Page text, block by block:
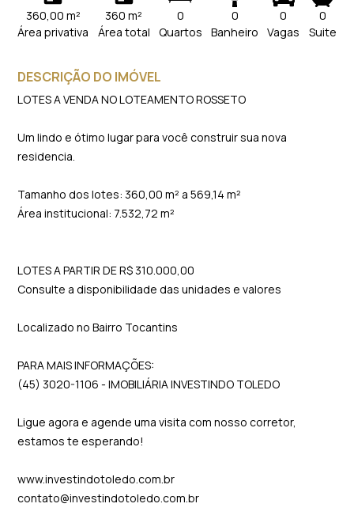
360,00 m²
Área privativa
360 m²
Área total
0
Quartos
0
Banheiro
0
Vagas
0
Suite
DESCRIÇÃO DO IMÓVEL
LOTES A VENDA NO LOTEAMENTO ROSSETO
Um lindo e ótimo lugar para você construir sua nova
residencia.
Tamanho dos lotes: 360,00 m² a 569,14 m²
Área institucional: 7.532,72 m²
LOTES A PARTIR DE R$ 310.000,00
Consulte a disponibilidade das unidades e valores
Localizado no Bairro Tocantins
PARA MAIS INFORMAÇÕES:
(45) 3020-1106 - IMOBILIÁRIA INVESTINDO TOLEDO
Ligue agora e agende uma visita com nosso corretor,
estamos te esperando!
www.investindotoledo.com.br
contato@investindotoledo.com.br